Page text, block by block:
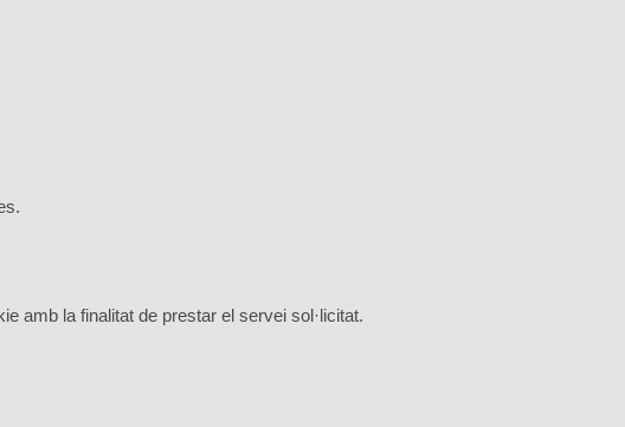
amb la finalitat de prestar el servei sol·licitat.